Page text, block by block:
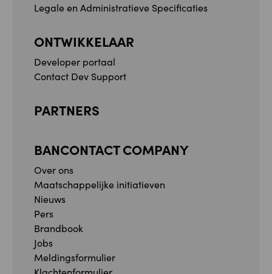
Legale en Administratieve Specificaties
ONTWIKKELAAR
Developer portaal
Contact Dev Support
PARTNERS
BANCONTACT COMPANY
Over ons
Maatschappelijke initiatieven
Nieuws
Pers
Brandbook
Jobs
Meldingsformulier